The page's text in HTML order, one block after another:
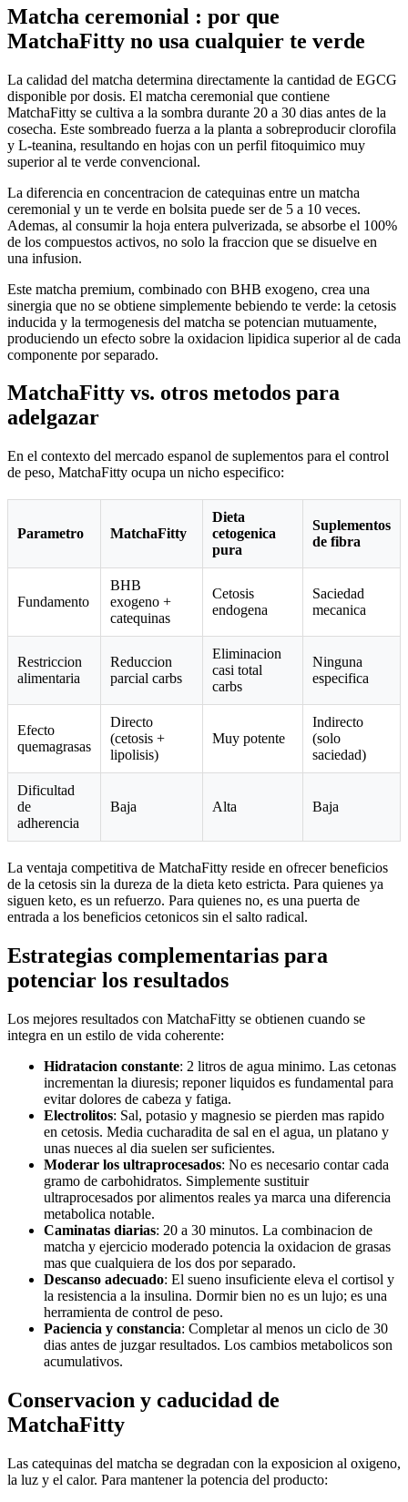
Matcha ceremonial : por que
MatchaFitty no usa cualquier te verde
La calidad del matcha determina directamente la cantidad de EGCG
disponible por dosis. El matcha ceremonial que contiene
MatchaFitty se cultiva a la sombra durante 20 a 30 dias antes de la
cosecha. Este sombreado fuerza a la planta a sobreproducir clorofila
y L-teanina, resultando en hojas con un perfil fitoquimico muy
superior al te verde convencional.
La diferencia en concentracion de catequinas entre un matcha
ceremonial y un te verde en bolsita puede ser de 5 a 10 veces.
Ademas, al consumir la hoja entera pulverizada, se absorbe el 100%
de los compuestos activos, no solo la fraccion que se disuelve en
una infusion.
Este matcha premium, combinado con BHB exogeno, crea una
sinergia que no se obtiene simplemente bebiendo te verde: la cetosis
inducida y la termogenesis del matcha se potencian mutuamente,
produciendo un efecto sobre la oxidacion lipidica superior al de cada
componente por separado.
MatchaFitty vs. otros metodos para
adelgazar
En el contexto del mercado espanol de suplementos para el control
de peso, MatchaFitty ocupa un nicho especifico:
Parametro MatchaFitty
Dieta
cetogenica
pura
Suplementos
de fibra
Fundamento
BHB
exogeno +
catequinas
Cetosis
endogena
Saciedad
mecanica
Restriccion
alimentaria
Reduccion
parcial carbs
Eliminacion
casi total
carbs
Ninguna
especifica
Efecto
quemagrasas
Directo
(cetosis +
lipolisis)
Muy potente
Indirecto
(solo
saciedad)
Dificultad
de
adherencia
Baja Alta Baja
La ventaja competitiva de MatchaFitty reside en ofrecer beneficios
de la cetosis sin la dureza de la dieta keto estricta. Para quienes ya
siguen keto, es un refuerzo. Para quienes no, es una puerta de
entrada a los beneficios cetonicos sin el salto radical.
Estrategias complementarias para
potenciar los resultados
Los mejores resultados con MatchaFitty se obtienen cuando se
integra en un estilo de vida coherente:
Hidratacion constante: 2 litros de agua minimo. Las cetonas
incrementan la diuresis; reponer liquidos es fundamental para
evitar dolores de cabeza y fatiga.
Electrolitos: Sal, potasio y magnesio se pierden mas rapido
en cetosis. Media cucharadita de sal en el agua, un platano y
unas nueces al dia suelen ser suficientes.
Moderar los ultraprocesados: No es necesario contar cada
gramo de carbohidratos. Simplemente sustituir
ultraprocesados por alimentos reales ya marca una diferencia
metabolica notable.
Caminatas diarias: 20 a 30 minutos. La combinacion de
matcha y ejercicio moderado potencia la oxidacion de grasas
mas que cualquiera de los dos por separado.
Descanso adecuado: El sueno insuficiente eleva el cortisol y
la resistencia a la insulina. Dormir bien no es un lujo; es una
herramienta de control de peso.
Paciencia y constancia: Completar al menos un ciclo de 30
dias antes de juzgar resultados. Los cambios metabolicos son
acumulativos.
Conservacion y caducidad de
MatchaFitty
Las catequinas del matcha se degradan con la exposicion al oxigeno,
la luz y el calor. Para mantener la potencia del producto: